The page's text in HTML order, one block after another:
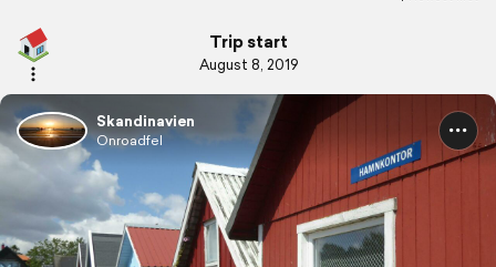
Trip start
August 8, 2019
Skandinavien
Onroadfel